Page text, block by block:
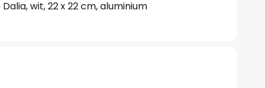
wit, 22 x 22 cm, aluminium